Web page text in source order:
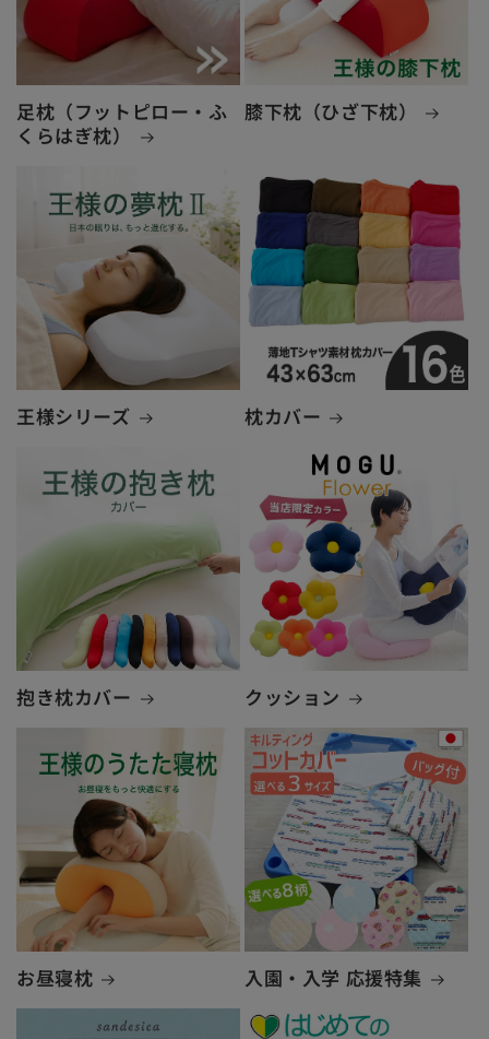
足枕（フットピロー・ふ
くらはぎ枕）
膝下枕（ひざ下枕）
王様シリーズ 枕カバー
抱き枕カバー クッション
お昼寝枕 入園・入学 応援特集